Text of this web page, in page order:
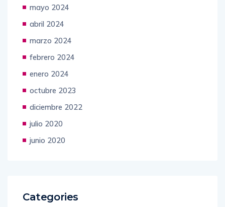
mayo 2024
abril 2024
marzo 2024
febrero 2024
enero 2024
octubre 2023
diciembre 2022
julio 2020
junio 2020
Categories